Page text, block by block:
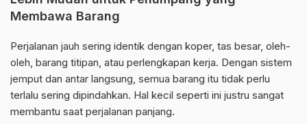
Membawa Barang
Perjalanan jauh sering identik dengan koper, tas besar, oleh-
oleh, barang titipan, atau perlengkapan kerja. Dengan sistem
jemput dan antar langsung, semua barang itu tidak perlu
terlalu sering dipindahkan. Hal kecil seperti ini justru sangat
membantu saat perjalanan panjang.